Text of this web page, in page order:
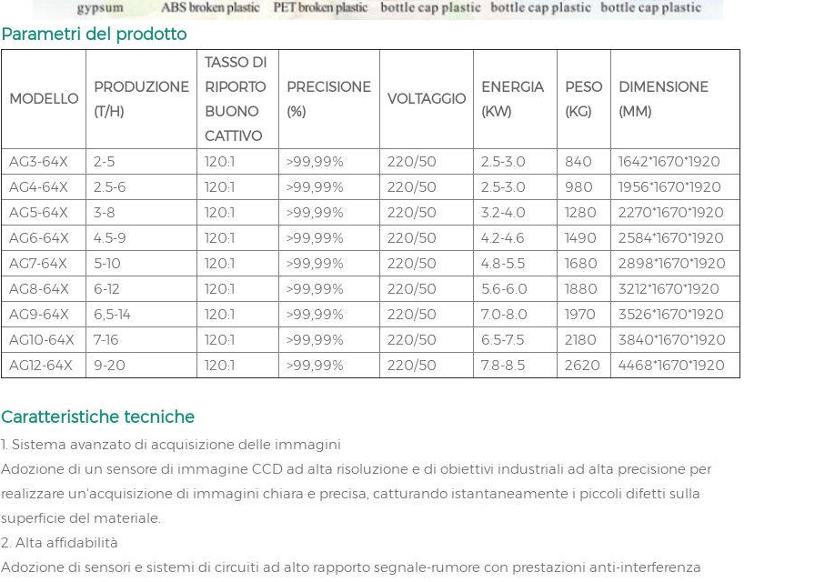
Parametri del prodotto
MODELLO
PRODUZIONE
(T/H)
TASSO DI
RIPORTO
BUONO
CATTIVO
PRECISIONE
(%)
VOLTAGGIO
ENERGIA
(KW)
PESO
(KG)
DIMENSIONE
(MM)
AG3-64X 2-5 120:1 >99,99% 220/50 2.5-3.0 840
1642*1670*1920
AG4-64X
2.5-6 120:1 >99,99% 220/50 2.5-3.0 980
1956*1670*1920
AG5-64X
3-8 120:1 >99,99% 220/50 3.2-4.0 1280
2270*1670*1920
AG6-64X
4.5-9 120:1 >99,99% 220/50 4.2-4.6 1490
2584*1670*1920
AG7-64X
5-10 120:1 >99,99% 220/50 4.8-5.5 1680
2898*1670*1920
AG8-64X
6-12 120:1 >99,99% 220/50 5.6-6.0 1880
3212*1670*1920
AG9-64X
6,5-14 120:1 >99,99% 220/50 7.0-8.0 1970
3526*1670*1920
AG10-64X
7-16 120:1 >99,99% 220/50 6.5-7.5 2180
3840*1670*1920
AG12-64X
9-20 120:1 >99,99% 220/50 7.8-8.5 2620 4468*1670*1920
Caratteristiche tecniche
1. Sistema avanzato di acquisizione delle immagini
Adozione di un sensore di immagine CCD ad alta risoluzione e di obiettivi industriali ad alta precisione per
realizzare un'acquisizione di immagini chiara e precisa, catturando istantaneamente i piccoli difetti sulla
superficie del materiale.
2. Alta affidabilità
Adozione di sensori e sistemi di circuiti ad alto rapporto segnale-rumore con prestazioni anti-interferenza